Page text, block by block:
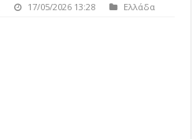
17/05/2026 13:28 Ελλάδα